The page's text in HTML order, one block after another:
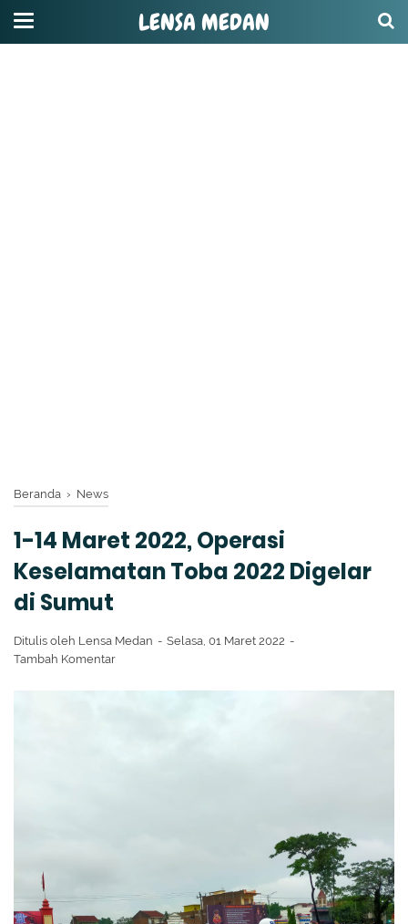
LENSA MEDAN
Beranda › News
1-14 Maret 2022, Operasi
Keselamatan Toba 2022 Digelar
di Sumut
Ditulis oleh Lensa Medan
Selasa, 01 Maret 2022
Tambah Komentar